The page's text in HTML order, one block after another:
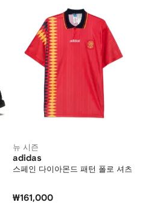
뉴 시즌
adidas
스페인 다이아몬드 패턴 폴로 셔츠
₩161,000